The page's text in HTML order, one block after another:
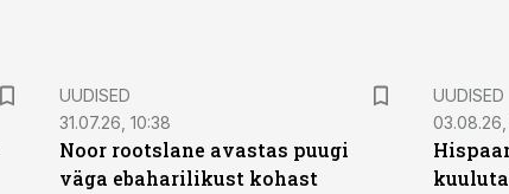
UUDISED
31.07.26, 10:38
Noor rootslane avastas puugi
väga ebaharilikust kohast
UUDISED